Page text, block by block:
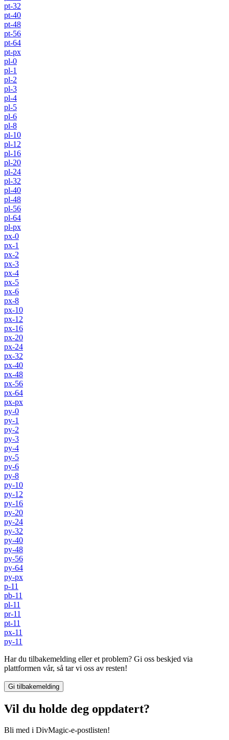
pt-32
pt-40
pt-48
pt-56
pt-64
pt-px
pl-0
pl-1
pl-2
pl-3
pl-4
pl-5
pl-6
pl-8
pl-10
pl-12
pl-16
pl-20
pl-24
pl-32
pl-40
pl-48
pl-56
pl-64
pl-px
px-0
px-1
px-2
px-3
px-4
px-5
px-6
px-8
px-10
px-12
px-16
px-20
px-24
px-32
px-40
px-48
px-56
px-64
px-px
py-0
py-1
py-2
py-3
py-4
py-5
py-6
py-8
py-10
py-12
py-16
py-20
py-24
py-32
py-40
py-48
py-56
py-64
py-px
p-11
pb-11
pl-11
pr-11
pt-11
px-11
py-11
Har du tilbakemelding eller et problem? Gi oss beskjed via
plattformen vår, så tar vi oss av resten!
Gi tilbakemelding
Vil du holde deg oppdatert?
Bli med i DivMagic-e-postlisten!